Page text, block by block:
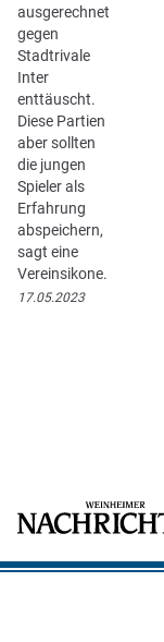
ausgerechnet
gegen
Stadtrivale
Inter
enttäuscht.
Diese Partien
aber sollten
die jungen
Spieler als
Erfahrung
abspeichern,
sagt eine
Vereinsikone.
17.05.2023